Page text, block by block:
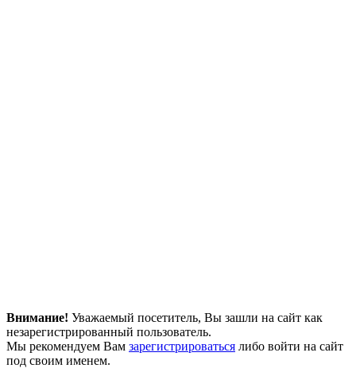
Внимание! Уважаемый посетитель, Вы зашли на сайт как
незарегистрированный пользователь.
Мы рекомендуем Вам зарегистрироваться либо войти на сайт
под своим именем.